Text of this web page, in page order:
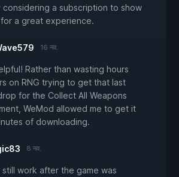
considering a subscription to show
a great experience.
16 नव.
Rather than wasting hours
on RNG trying to get that last
for the Collect All Weapons
WeMod allowed me to get it
of downloading.
8 नव.
still work after the game was